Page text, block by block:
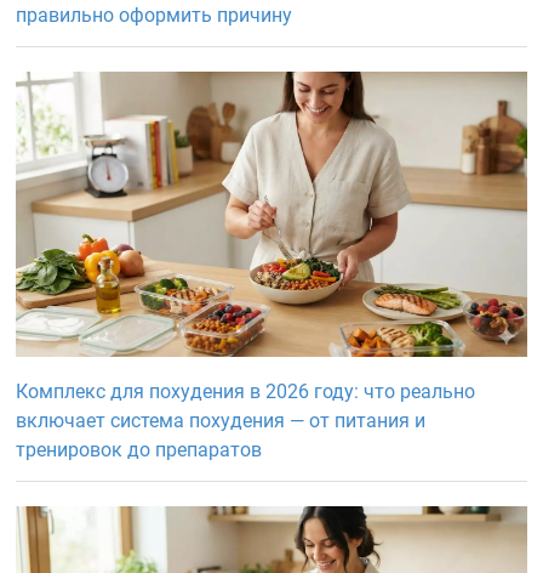
правильно оформить причину
Комплекс для похудения в 2026 году: что реально
включает система похудения — от питания и
тренировок до препаратов